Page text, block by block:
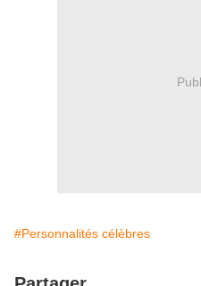
#Personnalités célèbres